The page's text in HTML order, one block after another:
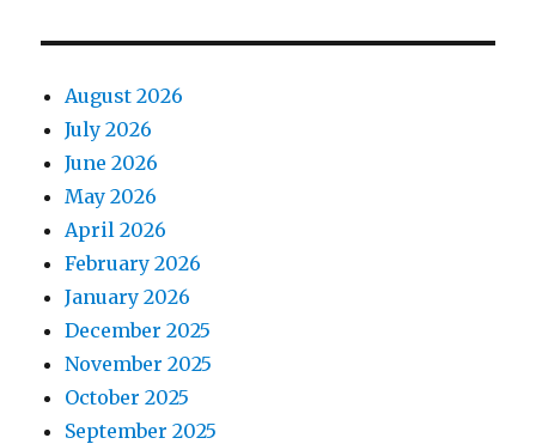
August 2026
July 2026
June 2026
May 2026
April 2026
February 2026
January 2026
December 2025
November 2025
October 2025
September 2025